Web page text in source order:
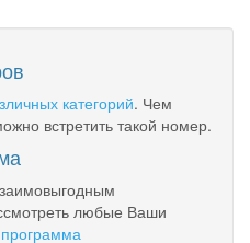
категорий. Чем
встретить такой номер.
любые Ваши